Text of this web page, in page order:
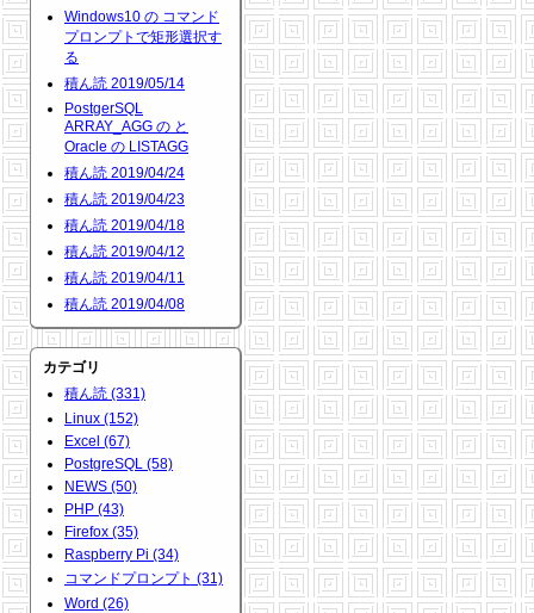
Windows10 の コマンド
プロンプトで矩形選択す
る
積ん読 2019/05/14
PostgerSQL
ARRAY_AGG の と
Oracle の LISTAGG
積ん読 2019/04/24
積ん読 2019/04/23
積ん読 2019/04/18
積ん読 2019/04/12
積ん読 2019/04/11
積ん読 2019/04/08
カテゴリ
積ん読 (331)
Linux (152)
Excel (67)
PostgreSQL (58)
NEWS (50)
PHP (43)
Firefox (35)
Raspberry Pi (34)
コマンドプロンプト (31)
Word (26)